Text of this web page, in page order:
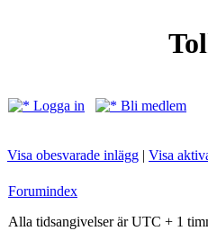
Logga in
Bli medlem
Visa obesvarade inlägg | Visa
Forumindex
Alla tidsangivelser är UTC + 1